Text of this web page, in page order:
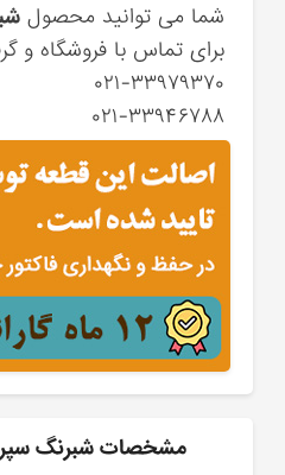
شما می توانید محصول
برای تماس با فروشگاه و
۰۲۱-۳۳۹۷۹۳۷۰
۰۲۱-۳۳۹۴۶۷۸۸
مشخصات شبرنگ سپر